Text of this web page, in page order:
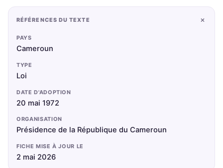
RÉFÉRENCES DU TEXTE +
PAYS
Cameroun
TYPE
Loi
DATE D'ADOPTION
20 mai 1972
ORGANISATION
Présidence de la République du Cameroun
FICHE MISE À JOUR LE
2 mai 2026